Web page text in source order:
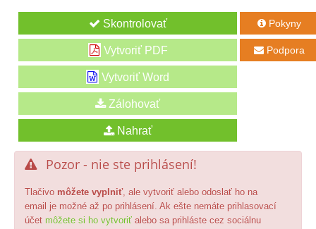
Kontakt
Vytvoriť PDF
Vytvoriť Word
 Pokyny
 Podpora
 Pozor - nie ste prihlásení!
Tlačivo môžete vyplniť, ale vytvoriť alebo odoslať ho na
email je možné až po prihlásení. Ak ešte nemáte prihlasovací
účet môžete si ho vytvoriť alebo sa prihláste cez sociálnu